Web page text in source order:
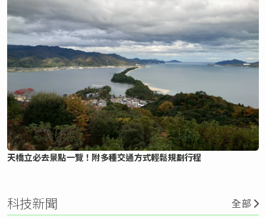
天橋立必去景點一覽！附多種交通方式輕鬆規劃行程
科技新聞 全部